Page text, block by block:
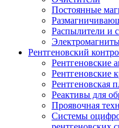
Постоянные
Распылители и
Рентгеновский
Рентгеновские
Рентгеновские
Рентгеновская
Реактивы для
Проявочная
Системы